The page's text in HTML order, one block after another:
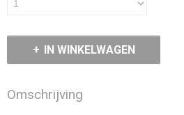
IN WINKELWAGEN
Omschrijving